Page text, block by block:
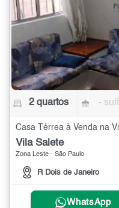
2 quartos -
Casa Térrea à Venda na
Vila Salete
Zona Leste - São Paulo
R Dois de Janeiro
WhatsApp